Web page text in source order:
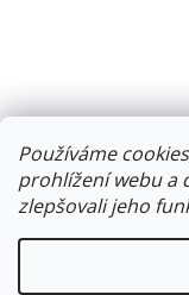
Používáme
prohlížení webu a
zlepšovali jeho